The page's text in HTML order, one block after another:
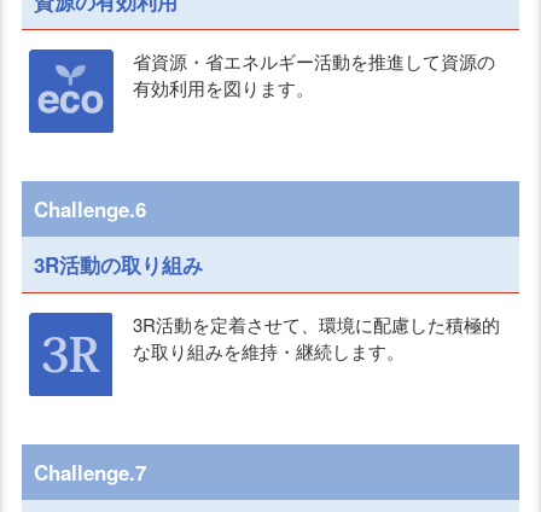
省資源・省エネルギー活動を推進して資源の
有効利用を図ります。
Challenge.6
3R活動の取り組み
3R活動を定着させて、環境に配慮した積極的
な取り組みを維持・継続します。
Challenge.7